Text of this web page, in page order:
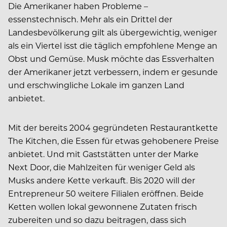
Die Amerikaner haben Probleme –
essenstechnisch. Mehr als ein Drittel der
Landesbevölkerung gilt als übergewichtig, weniger
als ein Viertel isst die täglich empfohlene Menge an
Obst und Gemüse. Musk möchte das Essverhalten
der Amerikaner jetzt verbessern, indem er gesunde
und erschwingliche Lokale im ganzen Land
anbietet.
Mit der bereits 2004 gegründeten Restaurantkette
The Kitchen, die Essen für etwas gehobenere Preise
anbietet. Und mit Gaststätten unter der Marke
Next Door, die Mahlzeiten für weniger Geld als
Musks andere Kette verkauft. Bis 2020 will der
Entrepreneur 50 weitere Filialen eröffnen. Beide
Ketten wollen lokal gewonnene Zutaten frisch
zubereiten und so dazu beitragen, dass sich